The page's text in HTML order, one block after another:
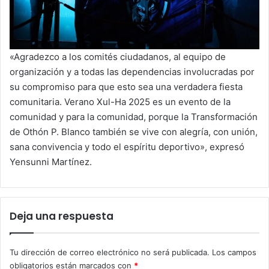
«Agradezco a los comités ciudadanos, al equipo de
organización y a todas las dependencias involucradas por
su compromiso para que esto sea una verdadera fiesta
comunitaria. Verano Xul-Ha 2025 es un evento de la
comunidad y para la comunidad, porque la Transformación
de Othón P. Blanco también se vive con alegría, con unión,
sana convivencia y todo el espíritu deportivo», expresó
Yensunni Martínez.
Deja una respuesta
Tu dirección de correo electrónico no será publicada. Los campos
obligatorios están marcados con *